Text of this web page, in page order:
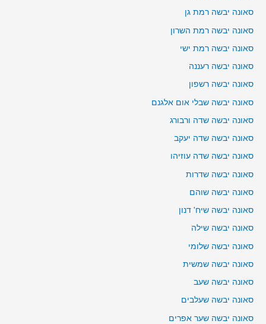
סאונה יבשה רמת גן
סאונה יבשה רמת השרון
סאונה יבשה רמת ישי
סאונה יבשה רעננה
סאונה יבשה רשפון
סאונה יבשה שבלי אום אלגנם
סאונה יבשה שדה ורבורג
סאונה יבשה שדה יעקב
סאונה יבשה שדה עוזיהו
סאונה יבשה שדרות
סאונה יבשה שוהם
סאונה יבשה שיח' דנון
סאונה יבשה שילה
סאונה יבשה שלומי
סאונה יבשה שמשית
סאונה יבשה שעב
סאונה יבשה שעלבים
סאונה יבשה שער אפרים